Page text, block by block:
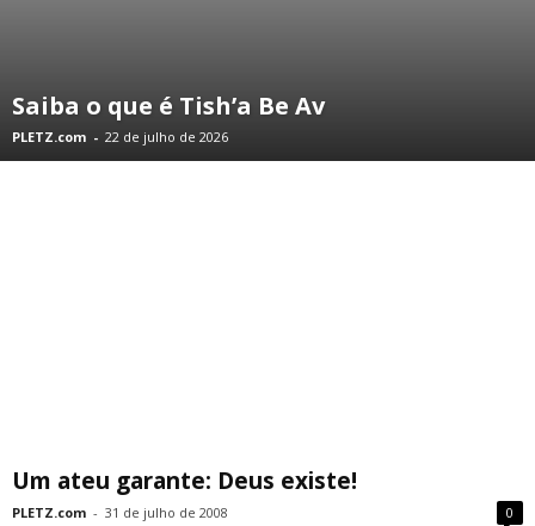
Saiba o que é Tish’a Be Av
PLETZ.com - 22 de julho de 2026
Um ateu garante: Deus existe!
PLETZ.com - 31 de julho de 2008 0